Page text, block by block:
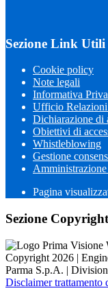
Sezione Link Utili
Cookie policy
Note legali
Informativa
Ufficio
Dichiarazione di
Obiettivi di
Whistleblowing
Gestione
Amministrazione
Pagina
Sezione Copyright
Copyright 2026 |
Parma S.p.A. |
Disclaimer trattamento